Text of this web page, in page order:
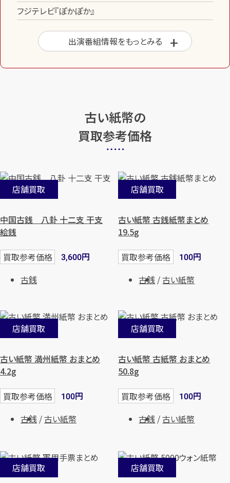
フジテレビ『ぽかぽか』
出演番組情報をもっとみる
古い紙幣の
買取参考価格
店舗買取
中国古銭 八卦 十二支 干支
絵銭
買取参考価格 3,600円
古銭
店舗買取
古い紙幣 古銭紙幣まとめ
19.5g
買取参考価格 100円
古銭 古い紙幣
店舗買取
古い紙幣 満州紙幣 おまとめ
4.2g
買取参考価格 100円
古銭 古い紙幣
店舗買取
古い紙幣 古紙幣 おまとめ
50.8g
買取参考価格 100円
古銭 古い紙幣
店舗買取 店舗買取